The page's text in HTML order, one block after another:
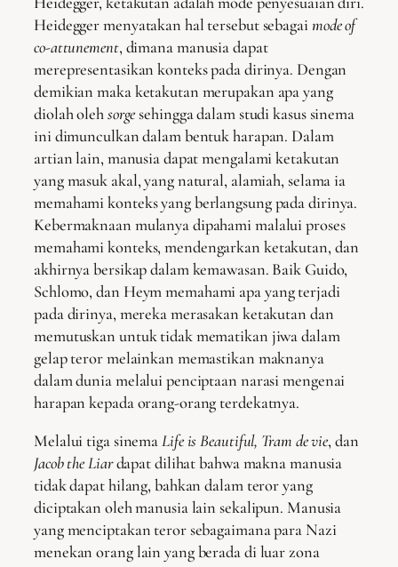
Heidegger menyatakan hal tersebut sebagai mode of
co-attunement, dimana manusia dapat
merepresentasikan konteks pada dirinya. Dengan
demikian maka ketakutan merupakan apa yang
diolah olehsorgesehingga dalam studi kasus sinema
ini dimunculkan dalam bentuk harapan. Dalam
artian lain, manusia dapat mengalami ketakutan
yang masuk akal, yang natural, alamiah, selama ia
memahami konteks yang berlangsung pada dirinya.
Kebermaknaan mulanya dipahami malalui proses
memahami konteks, mendengarkan ketakutan, dan
akhirnya bersikap dalam kemawasan. Baik Guido,
Schlomo, dan Heym memahami apa yang terjadi
pada dirinya, mereka merasakan ketakutan dan
memutuskan untuk tidak mematikan jiwa dalam
gelap teror melainkan memastikan maknanya
dalam dunia melalui penciptaan narasi mengenai
harapan kepada orang-orang terdekatnya.
Melalui tiga sinemaLife is Beautiful, Tram de vie, dan
Jacob the Liardapat dilihat bahwa makna manusia
tidak dapat hilang, bahkan dalam teror yang
diciptakan oleh manusia lain sekalipun. Manusia
yang menciptakan teror sebagaimana para Nazi
menekan orang lain yang berada di luar zona